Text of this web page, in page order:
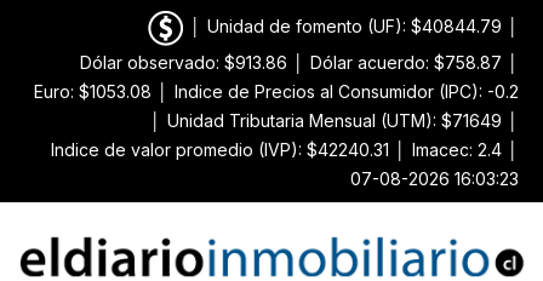
Unidad de fomento (UF): $40844.79
Dólar observado: $913.86
Dólar acuerdo: $758.87
Euro: $1053.08
Indice de Precios al Consumidor (IPC): -0.2
Unidad Tributaria Mensual (UTM): $71649
Indice de valor promedio (IVP): $42240.31
Imacec: 2.4
07-08-2026 16:03:23